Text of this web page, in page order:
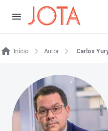
Início Autor Carlos